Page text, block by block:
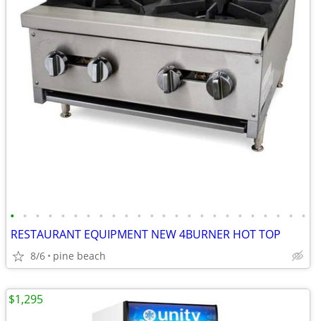
• • • • • • • • • • • • • • • • • • • • • • • •
RESTAURANT EQUIPMENT NEW 4BURNER HOT TOP
8/6 pine beach
$1,295